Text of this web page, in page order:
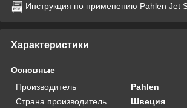
Инструкция по применению Pahlen Jet
Характеристики
Основные
Производитель
Pahlen
Страна производитель
Швеция